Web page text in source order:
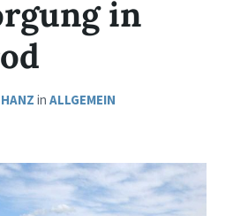
in
in ALLGEMEIN